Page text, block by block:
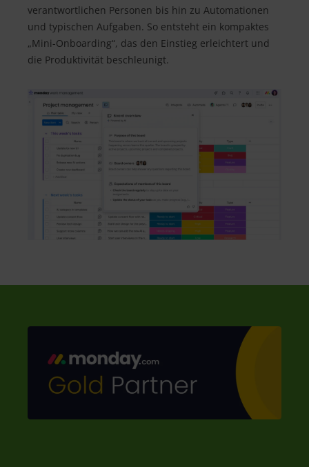
verantwortlichen Personen bis hin zu Automationen
und typischen Aufgaben. So entsteht ein kompaktes
„Mini-Onboarding“, das den Einstieg erleichtert und
die Produktivität beschleunigt.